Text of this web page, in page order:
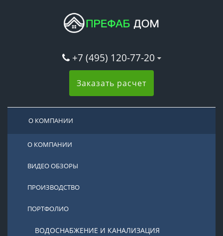
+7 (495) 120-77-20
Заказать расчет
О КОМПАНИИ
О КОМПАНИИ
ВИДЕО ОБЗОРЫ
ПРОИЗВОДСТВО
ПОРТФОЛИО
ВОДОСНАБЖЕНИЕ И КАНАЛИЗАЦИЯ